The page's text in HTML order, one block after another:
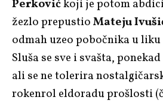
Perkovićkoji je potom
žezlo prepustioMateju
odmah uzeo pobočnika u liku
Sluša se sve i svašta,
ali se ne tolerira
rokenrol eldoradu prošlosti